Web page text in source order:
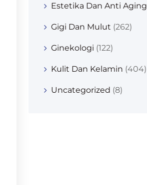
Estetika Dan Anti Aging
Gigi Dan Mulut (262)
Ginekologi (122)
Kulit Dan Kelamin (404)
Uncategorized (8)